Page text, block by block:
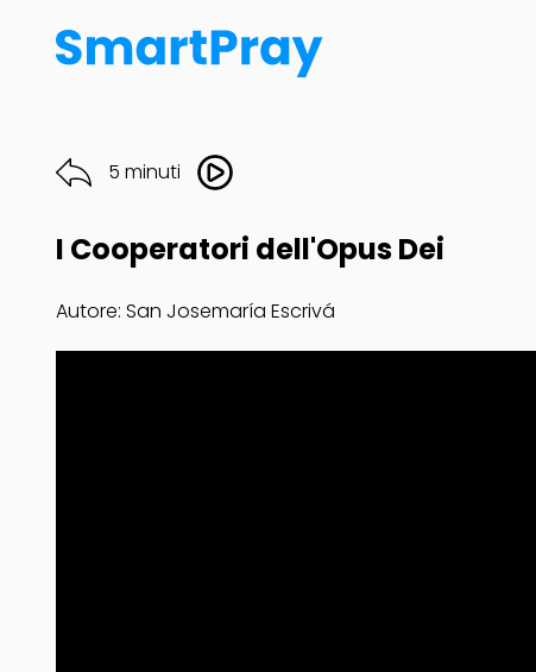
5 minuti
I Cooperatori dell'Opus Dei
Autore: San Josemaría Escrivá